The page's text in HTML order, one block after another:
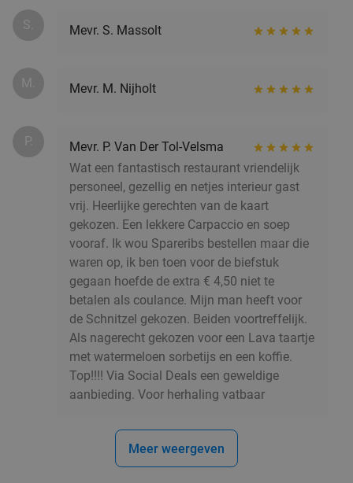
S. Mevr. S. Massolt
M. Mevr. M. Nijholt
P.
Mevr. P. Van Der Tol-Velsma
Wat een fantastisch restaurant vriendelijk
personeel, gezellig en netjes interieur gast
vrij. Heerlijke gerechten van de kaart
gekozen. Een lekkere Carpaccio en soep
vooraf. Ik wou Spareribs bestellen maar die
waren op, ik ben toen voor de biefstuk
gegaan hoefde de extra € 4,50 niet te
betalen als coulance. Mijn man heeft voor
de Schnitzel gekozen. Beiden voortreffelijk.
Als nagerecht gekozen voor een Lava taartje
met watermeloen sorbetijs en een koffie.
Top!!!! Via Social Deals een geweldige
aanbieding. Voor herhaling vatbaar
Meer weergeven